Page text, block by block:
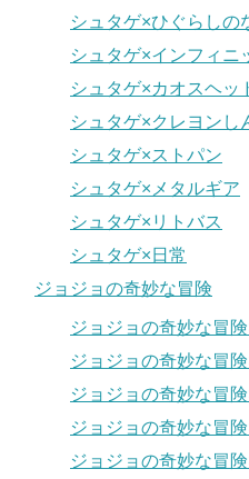
シュタゲ×ひぐらしの
シュタゲ×インフィニ
シュタゲ×カオスヘッ
シュタゲ×クレヨンし
シュタゲ×ストパン
シュタゲ×メタルギア
シュタゲ×リトバス
シュタゲ×日常
ジョジョの奇妙な冒険
ジョジョの奇妙な冒
ジョジョの奇妙な冒
ジョジョの奇妙な冒
ジョジョの奇妙な冒
ジョジョの奇妙な冒